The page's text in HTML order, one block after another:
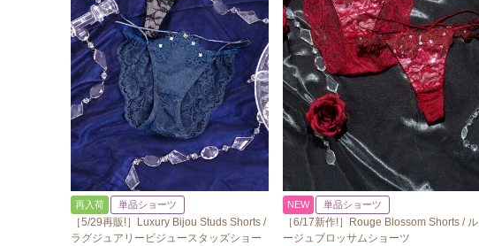
再入荷 単品ショーツ
［5/29再販!］Luxury Bijou Studs Shorts /
ラグジュアリービジュースタッズショー
NEW 単品ショーツ
［6/17新作!］Rouge Blossom Shorts / ル
ージュブロッサムショーツ